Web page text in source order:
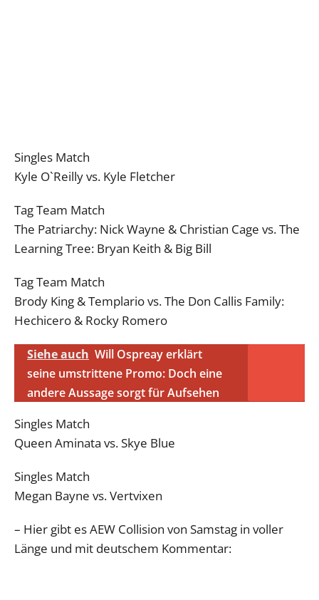
Singles Match
Kyle O`Reilly vs. Kyle Fletcher
Tag Team Match
The Patriarchy: Nick Wayne & Christian Cage vs. The
Learning Tree: Bryan Keith & Big Bill
Tag Team Match
Brody King & Templario vs. The Don Callis Family:
Hechicero & Rocky Romero
Siehe auch Will Ospreay erklärt
seine umstrittene Promo: Doch eine
andere Aussage sorgt für Aufsehen
Singles Match
Queen Aminata vs. Skye Blue
Singles Match
Megan Bayne vs. Vertvixen
– Hier gibt es AEW Collision von Samstag in voller
Länge und mit deutschem Kommentar: